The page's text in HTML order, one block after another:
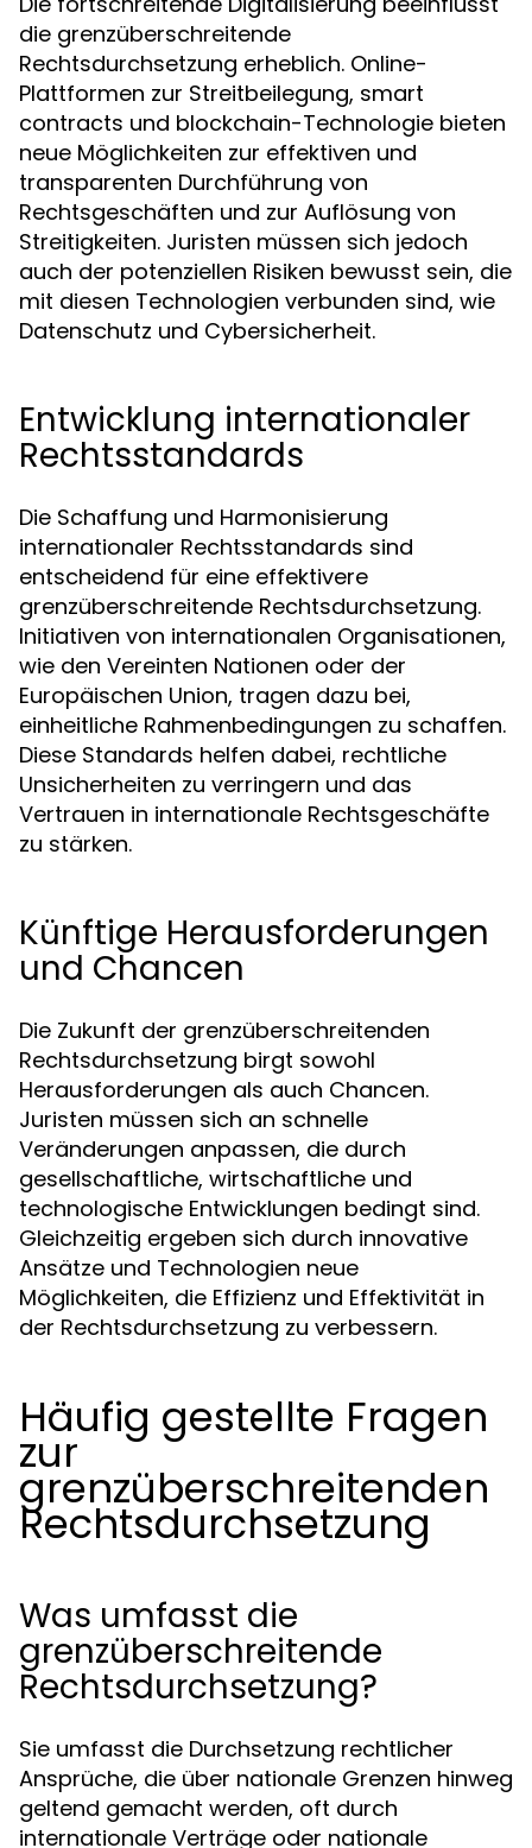
die grenzüberschreitende
Rechtsdurchsetzung erheblich. Online-
Plattformen zur Streitbeilegung, smart
contracts und blockchain-Technologie bieten
neue Möglichkeiten zur effektiven und
transparenten Durchführung von
Rechtsgeschäften und zur Auflösung von
Streitigkeiten. Juristen müssen sich jedoch
auch der potenziellen Risiken bewusst sein, die
mit diesen Technologien verbunden sind, wie
Datenschutz und Cybersicherheit.
Entwicklung internationaler
Rechtsstandards
Die Schaffung und Harmonisierung
internationaler Rechtsstandards sind
entscheidend für eine effektivere
grenzüberschreitende Rechtsdurchsetzung.
Initiativen von internationalen Organisationen,
wie den Vereinten Nationen oder der
Europäischen Union, tragen dazu bei,
einheitliche Rahmenbedingungen zu schaffen.
Diese Standards helfen dabei, rechtliche
Unsicherheiten zu verringern und das
Vertrauen in internationale Rechtsgeschäfte
zu stärken.
Künftige Herausforderungen
und Chancen
Die Zukunft der grenzüberschreitenden
Rechtsdurchsetzung birgt sowohl
Herausforderungen als auch Chancen.
Juristen müssen sich an schnelle
Veränderungen anpassen, die durch
gesellschaftliche, wirtschaftliche und
technologische Entwicklungen bedingt sind.
Gleichzeitig ergeben sich durch innovative
Ansätze und Technologien neue
Möglichkeiten, die Effizienz und Effektivität in
der Rechtsdurchsetzung zu verbessern.
Häufig gestellte Fragen
zur
grenzüberschreitenden
Rechtsdurchsetzung
Was umfasst die
grenzüberschreitende
Rechtsdurchsetzung?
Sie umfasst die Durchsetzung rechtlicher
Ansprüche, die über nationale Grenzen hinweg
geltend gemacht werden, oft durch
internationale Verträge oder nationale